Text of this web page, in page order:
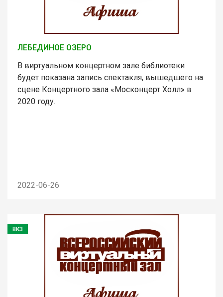
ЛЕБЕДИНОЕ ОЗЕРО
В виртуальном концертном зале библиотеки
будет показана запись спектакля, вышедшего на
сцене Концертного зала «Москонцерт Холл» в
2020 году.
2022-06-26
ВКЗ